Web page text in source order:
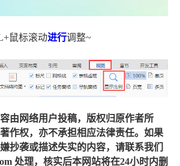
鼠标滚动进行调整~
由网络用户投稿，版权归原作者所
作权，亦不承担相应法律责任。如果
抄袭或描述失实的内容，请联系我们
处理，核实后本网站将在24小时内删